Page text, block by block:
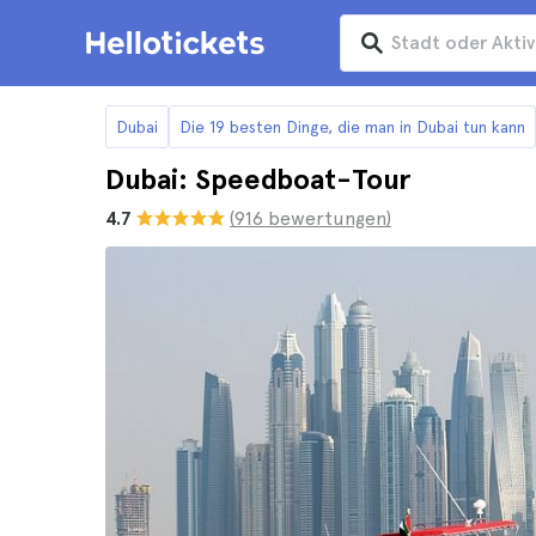
Dubai Die 19 besten Dinge, die man in Dubai tun kann
Dubai: Speedboat-Tour
4.7 (916 bewertungen)